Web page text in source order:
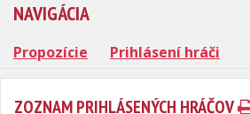
NAVIGÁCIA
Propozície Prihlásení hráči
ZOZNAM PRIHLÁSENÝCH HRÁČOV